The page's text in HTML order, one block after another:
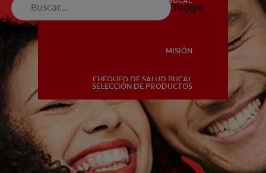
SALUD BUCAL
MISIÓN
CHEQUEO DE SALUD BUCAL
SELECCIÓN DE PRODUCTOS
MISIÓN
CHEQUEO DE SALUD BUCAL
SELECCIÓN DE PRODUCTOS
Toggle